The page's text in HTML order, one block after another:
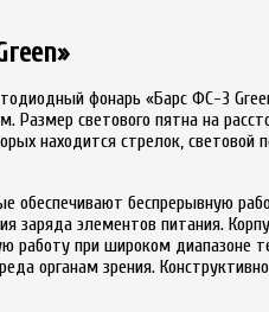
фонарь «Барс ФС-3
Размер светового пятна на
находится стрелок,
беспрерывную
элементов питания.
работу при широком диапазоне
органам зрения.